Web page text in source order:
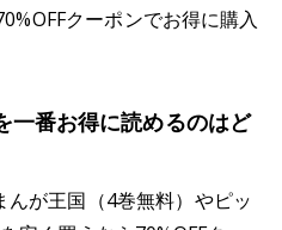
クーポンでお得に購入
一番お得に読めるのはど
が王国（4巻無料）やピッ